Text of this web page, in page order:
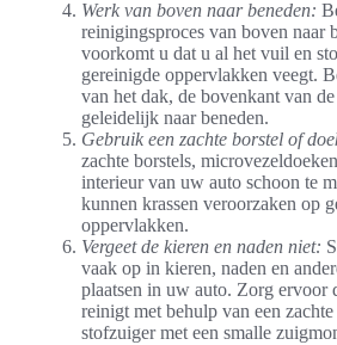
Werk van boven naar beneden:
reinigingsproces van boven naar
voorkomt u dat u al het vuil en
gereinigde oppervlakken veegt.
van het dak, de bovenkant van
geleidelijk naar beneden.
Gebruik een zachte borstel of
zachte borstels,
interieur van uw auto schoon te
kunnen krassen veroorzaken op
oppervlakken.
Vergeet de kieren en naden niet:
vaak op in kieren, naden en
plaatsen in uw auto. Zorg ervoor
reinigt met behulp van een
stofzuiger met een smalle